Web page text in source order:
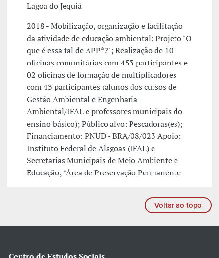
Lagoa do Jequiá
2018 - Mobilização, organização e facilitação
da atividade de educação ambiental: Projeto "O
que é essa tal de APP*?"; Realização de 10
oficinas comunitárias com 453 participantes e
02 oficinas de formação de multiplicadores
com 43 participantes (alunos dos cursos de
Gestão Ambiental e Engenharia
Ambiental/IFAL e professores municipais do
ensino básico); Público alvo: Pescadoras(es);
Financiamento: PNUD - BRA/08/023 Apoio:
Instituto Federal de Alagoas (IFAL) e
Secretarias Municipais de Meio Ambiente e
Educação; *Área de Preservação Permanente
Voltar ao topo